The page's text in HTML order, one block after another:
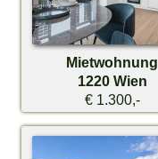
Mietwohnung
1220 Wien
€ 1.300,-